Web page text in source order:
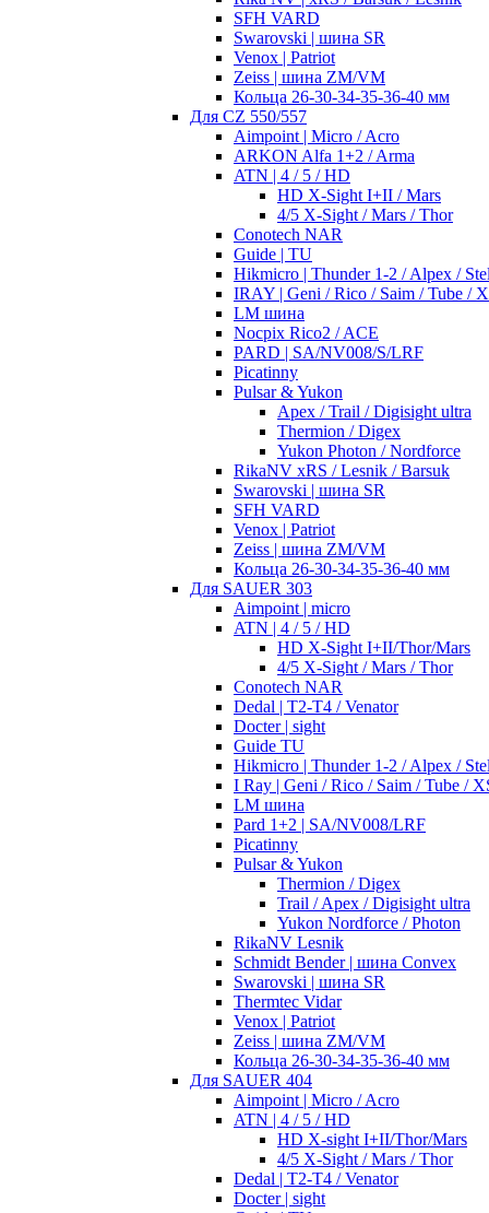
SFH VARD
Swarovski | шина SR
Venox | Patriot
Zeiss | шина ZM/VM
Кольца 26-30-34-35-36-40 мм
Для CZ 550/557
Aimpoint | Micro / Acro
ARKON Alfa 1+2 / Arma
ATN | 4 / 5 / HD
HD X-Sight I+II / Mars
4/5 X-Sight / Mars / Thor
Conotech NAR
Guide | TU
Hikmicro | Thunder 1-2 / Alpex /
IRAY | Geni / Rico / Saim / Tube /
LM шина
Nocpix Rico2 / ACE
PARD | SA/NV008/S/LRF
Picatinny
Pulsar & Yukon
Apex / Trail / Digisight ultra
Thermion / Digex
Yukon Photon / Nordforce
RikaNV xRS / Lesnik / Barsuk
Swarovski | шина SR
SFH VARD
Venox | Patriot
Zeiss | шина ZM/VM
Кольца 26-30-34-35-36-40 мм
Для SAUER 303
Aimpoint | micro
ATN | 4 / 5 / HD
HD X-Sight I+II/Thor/Mars
4/5 X-Sight / Mars / Thor
Conotech NAR
Dedal | T2-T4 / Venator
Docter | sight
Guide TU
Hikmicro | Thunder 1-2 / Alpex /
I Ray | Geni / Rico / Saim / Tube /
LM шина
Pard 1+2 | SA/NV008/LRF
Picatinny
Pulsar & Yukon
Thermion / Digex
Trail / Apex / Digisight ultra
Yukon Nordforce / Photon
RikaNV Lesnik
Schmidt Bender | шина Convex
Swarovski | шина SR
Thermtec Vidar
Venox | Patriot
Zeiss | шина ZM/VM
Кольца 26-30-34-35-36-40 мм
Для SAUER 404
Aimpoint | Micro / Acro
ATN | 4 / 5 / HD
HD X-sight I+II/Thor/Mars
4/5 X-Sight / Mars / Thor
Dedal | T2-T4 / Venator
Docter | sight